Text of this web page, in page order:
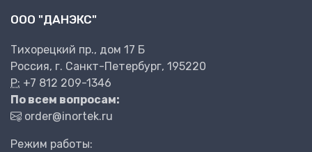
ООО "ДАНЭКС"
Тихорецкий пр., дом 17 Б
Россия, г. Санкт-Петербург, 195220
P: +7 812 209-1346
По всем вопросам:
order@inortek.ru
Режим работы: